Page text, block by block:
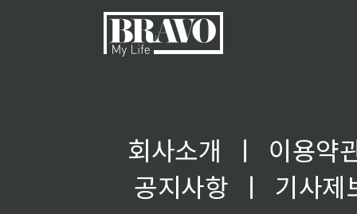
회사소개 ㅣ
이용약
공지사항
ㅣ
기사제